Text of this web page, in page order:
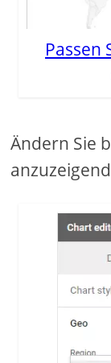
Passen
Ändern Sie